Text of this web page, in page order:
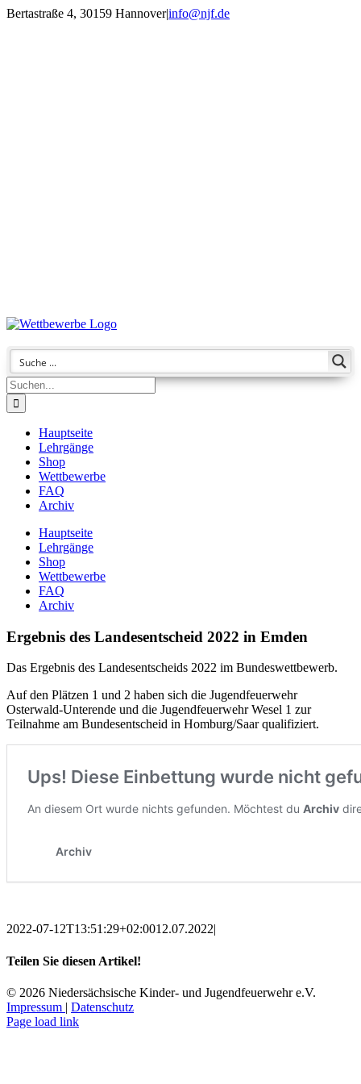
Zum
Bertastraße 4, 30159 Hannover|info@njf.de
Suche
nach:
Hauptseite
Lehrgänge
Shop
Wettbewerbe
FAQ
Archiv
Hauptseite
Lehrgänge
Shop
Wettbewerbe
FAQ
Archiv
Ergebnis des Landesentscheid 2022 in Emden
Das Ergebnis des Landesentscheids 2022 im Bundeswettbewerb.
Auf den Plätzen 1 und 2 haben sich die Jugendfeuerwehr
Osterwald-Unterende und die Jugendfeuerwehr Wesel 1 zur
Teilnahme am Bundesentscheid in Homburg/Saar qualifiziert.
2022-07-12T13:51:29+02:0012.07.2022|
Teilen Sie diesen Artikel!
Facebook
WhatsApp
Tumblr
E-
Mail
© 2026 Niedersächsische Kinder- und Jugendfeuerwehr e.V.
Impressum | Datenschutz
Facebook
Instagram
YouTube
E-
Page load link